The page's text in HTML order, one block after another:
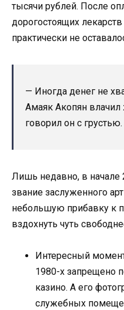
тысячи рублей. После
дорогостоящих
практически не
— Иногда денег не
Амаяк Акопян
говорил он с грустью.
Лишь недавно, в начале
звание заслуженного
небольшую прибавку к
вздохнуть чуть
Интересный
1980-х запрещено
казино. А его
служебных